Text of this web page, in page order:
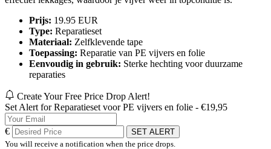
Prijs: 19.95 EUR
Type: Reparatieset
Materiaal: Zelfklevende tape
Toepassing: Reparatie van PE vijvers en folie
Eenvoudig in gebruik: Sterke hechting voor duurzame
reparaties
Create Your Free Price Drop Alert!
Set Alert for Reparatieset voor PE vijvers en folie - €19,95
€
SET ALERT
You will receive a notification when the price drops.